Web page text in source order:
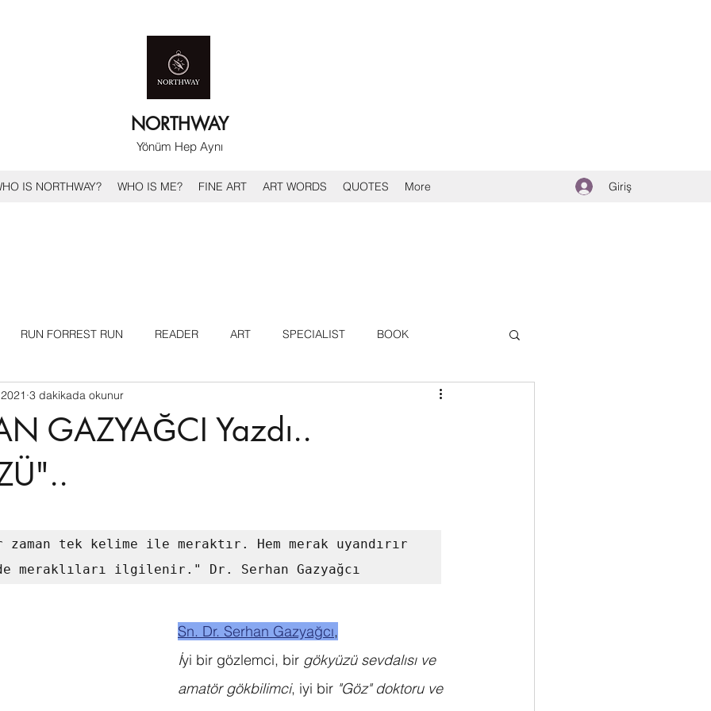
NORTHWAY
Yönüm Hep Aynı
IS NORTHWAY? WHO IS ME? FINE ART ART WORDS QUOTES More Giriş
RUN FORREST RUN READER ART SPECIALIST BOOK
THERAPY PUBLIC ISSUES
LOVER
GAZYAĞCI Yazdı..
3 dakikada okunur
zaman tek kelime ile meraktır. Hem merak uyandırır
meraklıları ilgilenir." Dr. Serhan Gazyağcı
Sn. Dr. Serhan Gazyağcı,
İyi bir gözlemci, bir gökyüzü sevdalısı ve
amatör gökbilimci, iyi bir "Göz" doktoru ve